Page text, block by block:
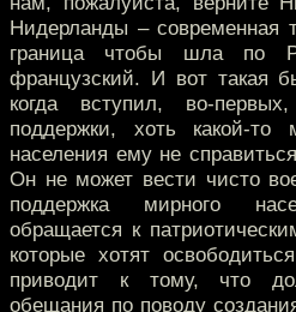
Нидерланды – современная
граница чтобы шла по
французский. И вот такая
когда вступил, во-
поддержки, хоть какой-то
населения ему не
Он не может вести чисто
поддержка мирного
обращается к
которые хотят
приводит к тому, что
обещания по поводу